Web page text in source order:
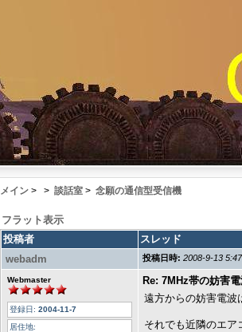
メイン > > 談話室 > 念願の通信型受信機
フラット表示
投稿者
スレッド
webadm
投稿日時: 2008-9-13 5:47
Webmaster
登録日: 2004-11-7
居住地:
Re: 7MHz帯の妨害
遠方からの妨害電波
それでも近隣のエア